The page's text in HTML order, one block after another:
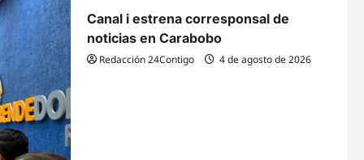
Canal i estrena corresponsal de
noticias en Carabobo
Redacción 24Contigo 4 de agosto de 2026